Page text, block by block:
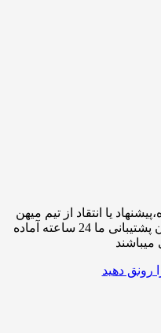
یا انتقاد از تیم میهن
وبمستر با ما تماس بگیرید.کارشناسان پشتیبانی ما 24 ساعته آماده
رونق دهید